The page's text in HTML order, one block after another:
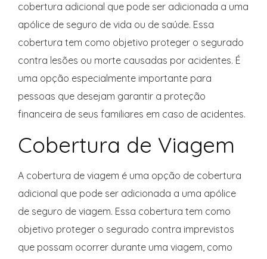
cobertura adicional que pode ser adicionada a uma
apólice de seguro de vida ou de saúde. Essa
cobertura tem como objetivo proteger o segurado
contra lesões ou morte causadas por acidentes. É
uma opção especialmente importante para
pessoas que desejam garantir a proteção
financeira de seus familiares em caso de acidentes.
Cobertura de Viagem
A cobertura de viagem é uma opção de cobertura
adicional que pode ser adicionada a uma apólice
de seguro de viagem. Essa cobertura tem como
objetivo proteger o segurado contra imprevistos
que possam ocorrer durante uma viagem, como